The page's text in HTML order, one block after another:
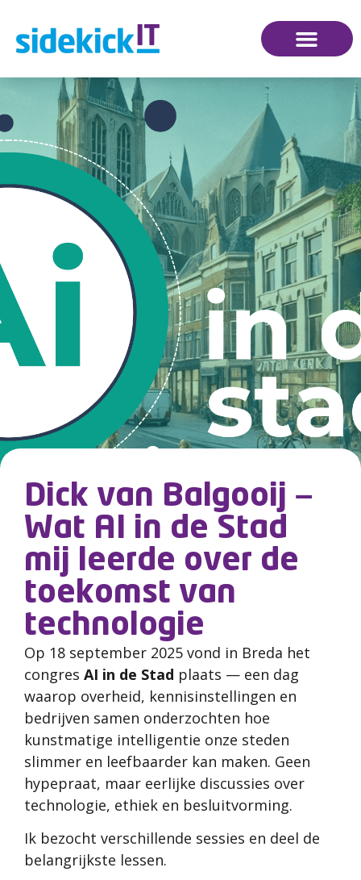
Dick van Balgooij –
Wat AI in de Stad
mij leerde over de
toekomst van
technologie
Op 18 september 2025 vond in Breda het
congres AI in de Stad plaats — een dag
waarop overheid, kennisinstellingen en
bedrijven samen onderzochten hoe
kunstmatige intelligentie onze steden
slimmer en leefbaarder kan maken. Geen
hypepraat, maar eerlijke discussies over
technologie, ethiek en besluitvorming.
Ik bezocht verschillende sessies en deel de
belangrijkste lessen.